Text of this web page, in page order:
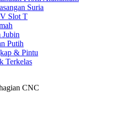
Suria
Slot T
Putih
& Pintu
Terkelas
CNC